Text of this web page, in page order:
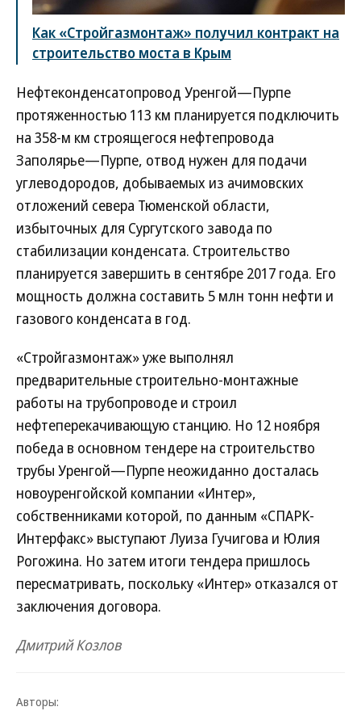
Как «Стройгазмонтаж» получил контракт на
строительство моста в Крым
Нефтеконденсатопровод Уренгой—Пурпе
протяженностью 113 км планируется подключить
на 358-м км строящегося нефтепровода
Заполярье—Пурпе, отвод нужен для подачи
углеводородов, добываемых из ачимовских
отложений севера Тюменской области,
избыточных для Сургутского завода по
стабилизации конденсата. Строительство
планируется завершить в сентябре 2017 года. Его
мощность должна составить 5 млн тонн нефти и
газового конденсата в год.
«Стройгазмонтаж» уже выполнял
предварительные строительно-монтажные
работы на трубопроводе и строил
нефтеперекачивающую станцию. Но 12 ноября
победа в основном тендере на строительство
трубы Уренгой—Пурпе неожиданно досталась
новоуренгойской компании «Интер»,
собственниками которой, по данным «СПАРК-
Интерфакс» выступают Луиза Гучигова и Юлия
Рогожина. Но затем итоги тендера пришлось
пересматривать, поскольку «Интер» отказался от
заключения договора.
Дмитрий Козлов
Авторы: